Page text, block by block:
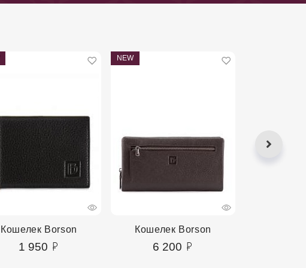
Кошелек Borson
1 950
NEW
Кошелек Borson
6 200